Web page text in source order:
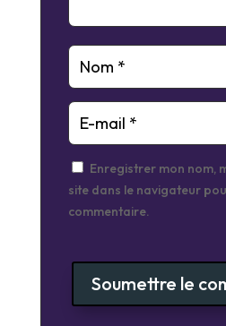
Enregistrer mon nom,
site dans le navigateur
commentaire.
Soumettre le